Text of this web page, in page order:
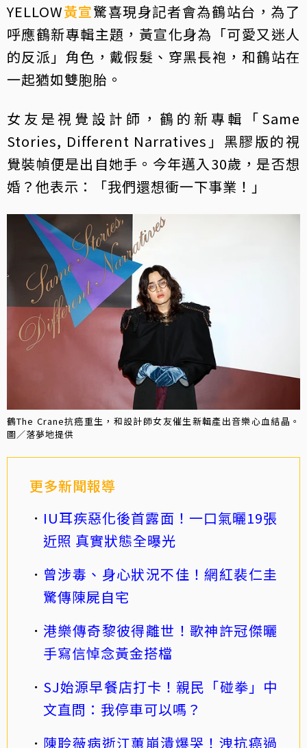
YELLOW黃宣驚喜現身記者會為鶴站台，為了
呼應鶴新專輯主題，黃宣化身為「可愛又迷人
的反派」角色，戴假髮、穿黑長袍，和鶴站在
一起猶如雙胞胎。
女友是視覺設計師，鶴的新專輯「Same
Stories, Different Narratives」黑膠版的視
覺裝幀便是出自她手。今年邁入30歲，是否想
婚？他表示：「我們還想衝一下事業！」
鶴The Crane抗癌重生，和設計師女友催生新輯產出音樂心血結晶。
圖／落夢地提供
更多新聞報導
IU耳疾惡化後首露面！一口氣曬19張
近照 真實狀態全曝光
曾涉毒、身心狀況不佳！網紅裴仁圭
驚傳陳屍自宅
港樂傳奇黎彼得離世！歌神許冠傑曬
手寫信悼念黃金搭檔
SJ始源早餐店打卡！親民「碰拳」中
文直問：我停車可以嗎？
陳聆薇病逝江蕙崩潰爆哭！洩抗癌過